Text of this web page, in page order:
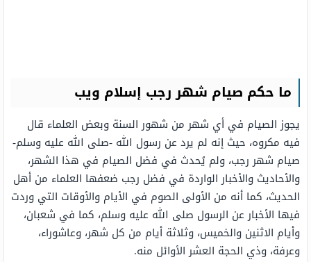
ما حكم صيام شهر رجب إسلام ويب
يجوز الصيام في أي شهر من شهور السنة وبعض العلماء قال
فيه مكروه، حيث إنه لم يرد عن رسول الله -صلى الله عليه وسلم-
صيام شهر رجب، ولم يُحدث في فضل الصيام في هذا الشهر،
والأحاديث والأخبار الواردة في فضل رجب ضعفها العلماء من أهل
الحديث، كما أنه من الأولى الصوم في الأيام والأوقات التي وردت
فيها الأخبار عن الرسول صلى الله عليه وسلم، كما في شعبان،
وأيام الاثنين والخميس، وثلاثة أيام من كل شهر، وعاشوراء،
وعرفة، وذي الحجة العشر الأوائل منه.